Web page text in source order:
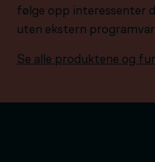
følge opp interessenter
uten ekstern
Se alle produktene og